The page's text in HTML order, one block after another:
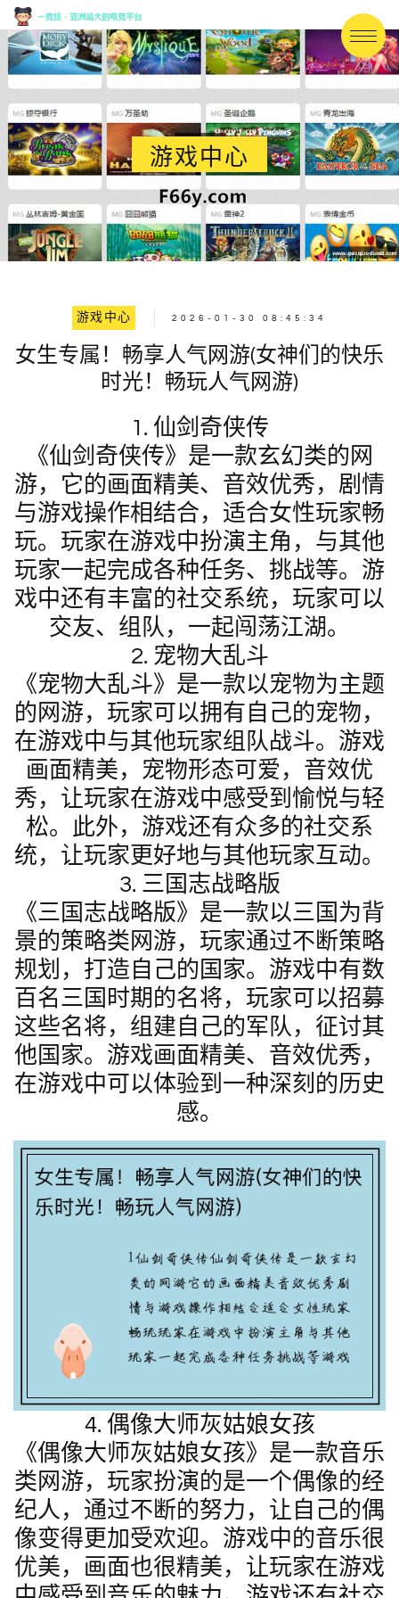
游戏中心
游戏中心 2026-01-30 08:45:34
女生专属！畅享人气网游(女神们的快乐
时光！畅玩人气网游)
1. 仙剑奇侠传
《仙剑奇侠传》是一款玄幻类的网
游，它的画面精美、音效优秀，剧情
与游戏操作相结合，适合女性玩家畅
玩。玩家在游戏中扮演主角，与其他
玩家一起完成各种任务、挑战等。游
戏中还有丰富的社交系统，玩家可以
交友、组队，一起闯荡江湖。
2. 宠物大乱斗
《宠物大乱斗》是一款以宠物为主题
的网游，玩家可以拥有自己的宠物，
在游戏中与其他玩家组队战斗。游戏
画面精美，宠物形态可爱，音效优
秀，让玩家在游戏中感受到愉悦与轻
松。此外，游戏还有众多的社交系
统，让玩家更好地与其他玩家互动。
3. 三国志战略版
《三国志战略版》是一款以三国为背
景的策略类网游，玩家通过不断策略
规划，打造自己的国家。游戏中有数
百名三国时期的名将，玩家可以招募
这些名将，组建自己的军队，征讨其
他国家。游戏画面精美、音效优秀，
在游戏中可以体验到一种深刻的历史
感。
4. 偶像大师灰姑娘女孩
《偶像大师灰姑娘女孩》是一款音乐
类网游，玩家扮演的是一个偶像的经
纪人，通过不断的努力，让自己的偶
像变得更加受欢迎。游戏中的音乐很
优美，画面也很精美，让玩家在游戏